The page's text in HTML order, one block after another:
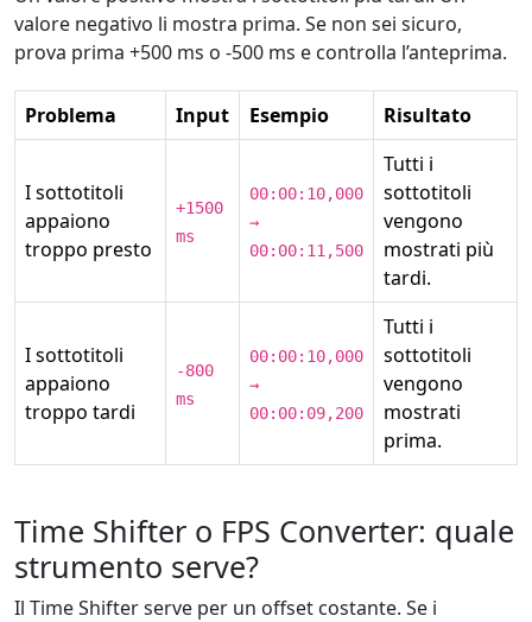
valore negativo li mostra prima. Se non sei sicuro,
prova prima +500 ms o -500 ms e controlla l’anteprima.
Problema Input Esempio Risultato
I sottotitoli
appaiono
troppo presto
+1500
ms
00:00:10,000
→
00:00:11,500
Tutti i
sottotitoli
vengono
mostrati più
tardi.
I sottotitoli
appaiono
troppo tardi
-800
ms
00:00:10,000
→
00:00:09,200
Tutti i
sottotitoli
vengono
mostrati
prima.
Time Shifter o FPS Converter: quale
strumento serve?
Il Time Shifter serve per un offset costante. Se i